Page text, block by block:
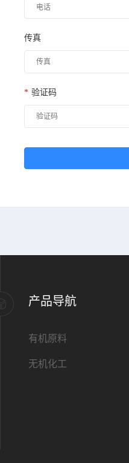
传真
* 验证码
产品导航
有机原料
无机化工